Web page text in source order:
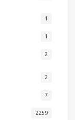
1
1
2
2
7
2259